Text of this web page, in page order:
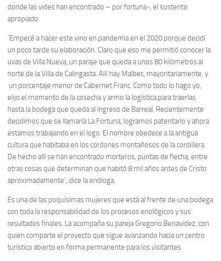
donde las vides han encontrado – por fortuna-, el sustento
apropiado.
´Empecé a hacer este vino en pandemia en el 2020 porque decidí
un poco tarde su elaboración. Claro que eso me permitió conocer la
uvas de Villa Nueva, un paraje que queda a unos 80 kilómetros al
norte de la Villa de Calingasta. Allí hay Malbec, mayoritariamente, y
un porcentaje menor de Cabernet Franc. Como todo lo hago yo,
elijo el momento de la cosecha y armo la logística para traerlas
hasta la bodega que queda al ingreso de Barreal. Recientemente
decidimos que se llamaría La Fortuna, logramos patentarlo y ahora
estamos trabajando en el logo. El nombre obedece a la antigua
cultura que habitaba en los cordones montañosos de la cordillera.
De hecho allí se han encontrado morteros, puntas de flecha, entre
otras cosas que determinan que habitó 8 mil años antes de Cristo
aproximadamente´, dice la enóloga.
Es una de las poquísimas mujeres que está al frente de una bodega
con toda la responsabilidad de los procesos enológicos y sus
resultados finales. La acompaña su pareja Gregorio Benavídez, con
quien comparte el proyecto que sigue avanzando hacia un centro
turístico abierto en forma permanente para los visitantes.